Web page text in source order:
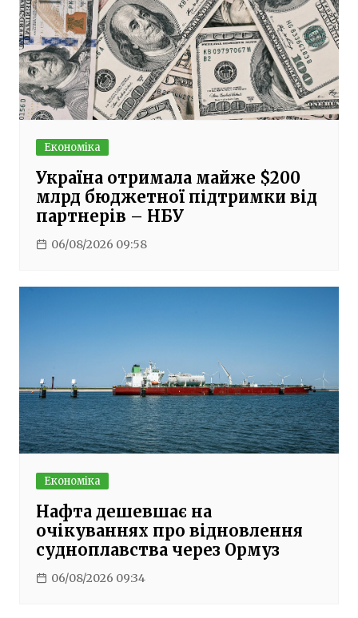
Економіка
Україна отримала майже $200
млрд бюджетної підтримки від
партнерів – НБУ
06/08/2026 09:58
Економіка
Нафта дешевшає на
очікуваннях про відновлення
судноплавства через Ормуз
06/08/2026 09:34